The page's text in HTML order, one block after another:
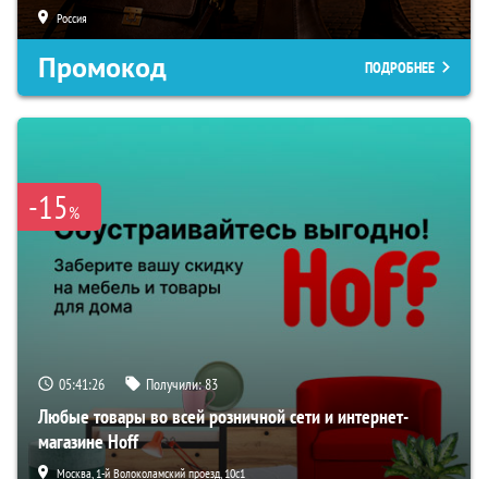
Россия
Промокод ПОДРОБНЕЕ
-15%
05:41:25 Получили:83
Любые товары во всей розничной сети и интернет-
магазине Hoff
Москва, 1-й Волоколамский проезд, 10с1